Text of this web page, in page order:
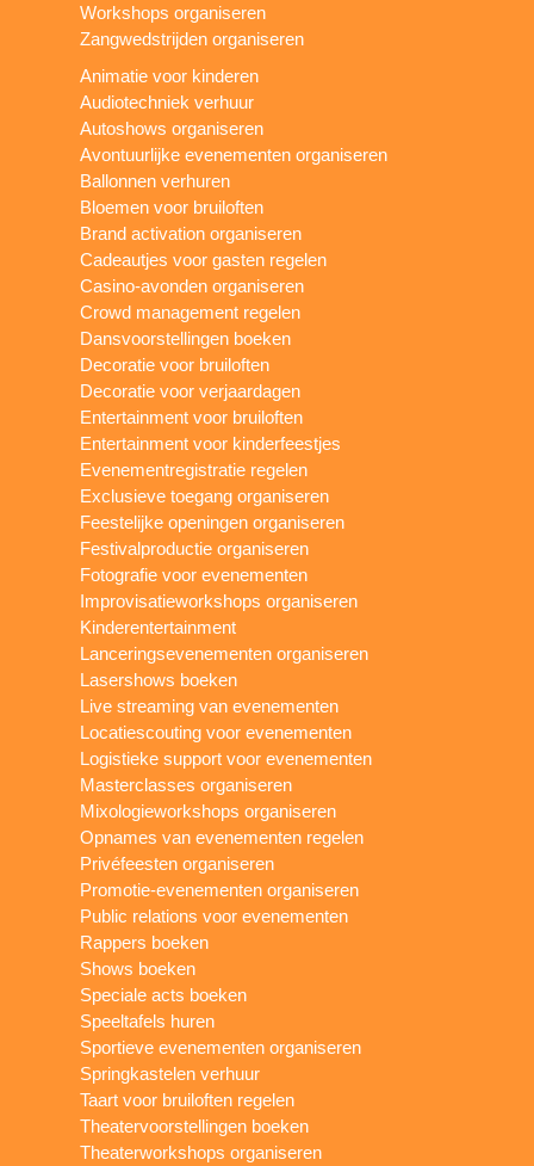
Workshops organiseren
Zangwedstrijden organiseren
Animatie voor kinderen
Audiotechniek verhuur
Autoshows organiseren
Avontuurlijke evenementen organiseren
Ballonnen verhuren
Bloemen voor bruiloften
Brand activation organiseren
Cadeautjes voor gasten regelen
Casino-avonden organiseren
Crowd management regelen
Dansvoorstellingen boeken
Decoratie voor bruiloften
Decoratie voor verjaardagen
Entertainment voor bruiloften
Entertainment voor kinderfeestjes
Evenementregistratie regelen
Exclusieve toegang organiseren
Feestelijke openingen organiseren
Festivalproductie organiseren
Fotografie voor evenementen
Improvisatieworkshops organiseren
Kinderentertainment
Lanceringsevenementen organiseren
Lasershows boeken
Live streaming van evenementen
Locatiescouting voor evenementen
Logistieke support voor evenementen
Masterclasses organiseren
Mixologieworkshops organiseren
Opnames van evenementen regelen
Privéfeesten organiseren
Promotie-evenementen organiseren
Public relations voor evenementen
Rappers boeken
Shows boeken
Speciale acts boeken
Speeltafels huren
Sportieve evenementen organiseren
Springkastelen verhuur
Taart voor bruiloften regelen
Theatervoorstellingen boeken
Theaterworkshops organiseren